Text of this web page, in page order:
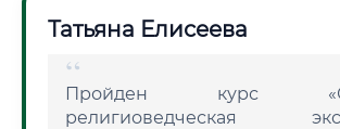
Татьяна Елисеева
Пройден курс
религиоведческая